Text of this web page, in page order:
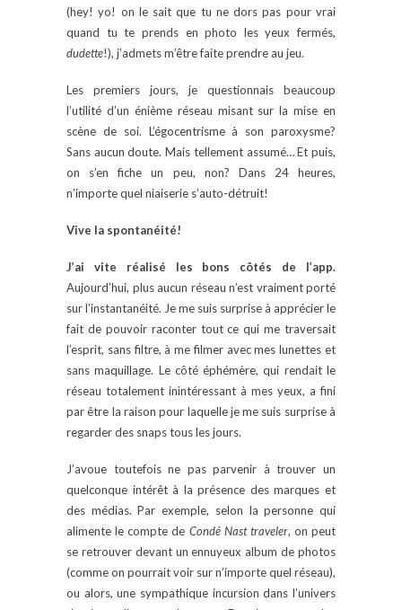
(hey! yo! on le sait que tu ne dors pas pour vrai
quand tu te prends en photo les yeux fermés,
dudette!), j’admets m’être faite prendre au jeu.
Les premiers jours, je questionnais beaucoup
l’utilité d’un énième réseau misant sur la mise en
scène de soi. L’égocentrisme à son paroxysme?
Sans aucun doute. Mais tellement assumé… Et puis,
on s’en fiche un peu, non? Dans 24 heures,
n’importe quel niaiserie s’auto-détruit!
Vive la spontanéité!
J’ai vite réalisé les bons côtés de l’app.
Aujourd’hui, plus aucun réseau n’est vraiment porté
sur l’instantanéité. Je me suis surprise à apprécier le
fait de pouvoir raconter tout ce qui me traversait
l’esprit, sans filtre, à me filmer avec mes lunettes et
sans maquillage. Le côté éphémère, qui rendait le
réseau totalement inintéressant à mes yeux, a fini
par être la raison pour laquelle je me suis surprise à
regarder des snaps tous les jours.
J’avoue toutefois ne pas parvenir à trouver un
quelconque intérêt à la présence des marques et
des médias. Par exemple, selon la personne qui
alimente le compte de Condé Nast traveler, on peut
se retrouver devant un ennuyeux album de photos
(comme on pourrait voir sur n’importe quel réseau),
ou alors, une sympathique incursion dans l’univers